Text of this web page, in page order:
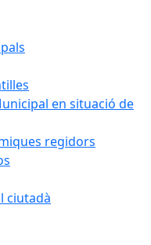
en situació de
regidors
ciutadà